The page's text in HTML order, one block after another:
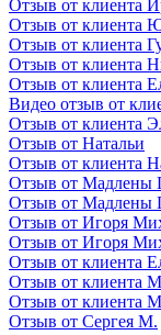
Отзыв от клиента
Отзыв от клиента
Отзыв от клиента
Отзыв от клиента
Отзыв от клиента
Видео отзыв от
Отзыв от клиента
Отзыв от Натальи
Отзыв от клиента
Отзыв от Мадлены
Отзыв от Мадлены
Отзыв от Игоря
Отзыв от Игоря
Отзыв от клиента
Отзыв от клиента
Отзыв от клиента
Отзыв от Сергея М.